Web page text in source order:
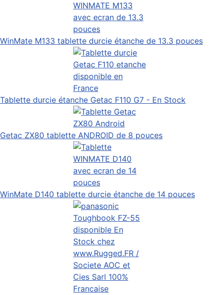
WinMate M133 tablette durcie étanche de 13.3 pouces
Tablette durcie étanche Getac F110 G7 - En Stock
Getac ZX80 tablette ANDROID de 8 pouces
WinMate D140 tablette durcie étanche de 14 pouces